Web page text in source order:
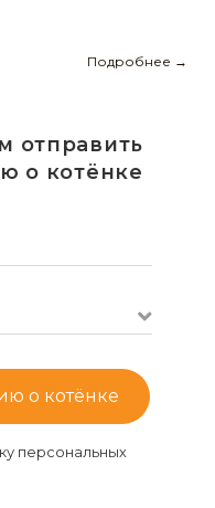
Подробнее →
отправить
о котёнке
о котёнке
персональных